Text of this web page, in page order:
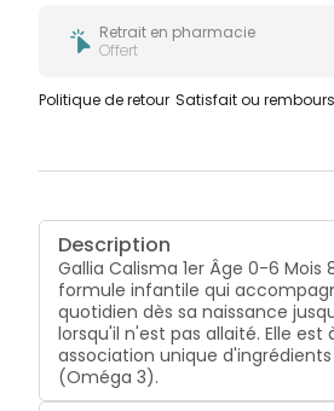
Retrait en pharmacie
Offert
Politique de retour Satisfait ou
Description
Gallia Calisma 1er Âge 0-6 Mois
formule infantile qui
quotidien dès sa naissance
lorsqu'il n'est pas allaité. Elle est
association unique d'ingrédients
(Oméga 3).